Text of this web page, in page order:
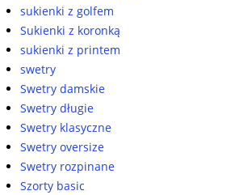
sukienki z golfem
Sukienki z koronką
sukienki z printem
swetry
Swetry damskie
Swetry długie
Swetry klasyczne
Swetry oversize
Swetry rozpinane
Szorty basic